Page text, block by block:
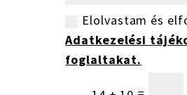
Elolvastam és
Adatkezelési
foglaltakat.